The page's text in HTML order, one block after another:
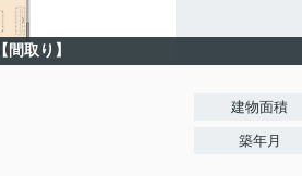
【間取り】
建物面積
築年月